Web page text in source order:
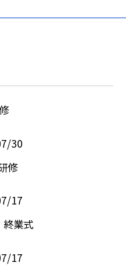
30
修
17
業式
17